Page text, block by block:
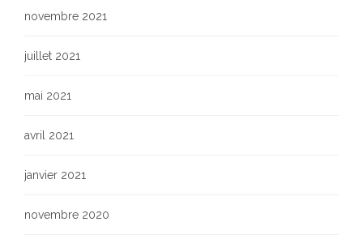
novembre 2021
juillet 2021
mai 2021
avril 2021
janvier 2021
novembre 2020